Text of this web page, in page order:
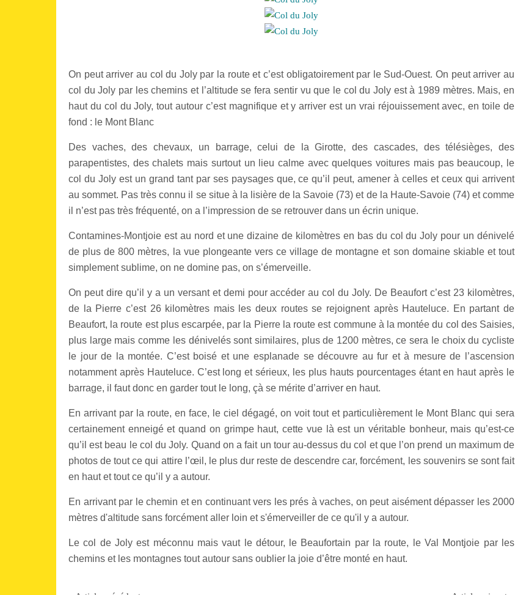
On peut arriver au col du Joly par la route et c’est obligatoirement par le Sud-Ouest.On peut arriver au
col du Joly par les chemins et l’altitude se fera sentir vu que le col du Joly est à 1989 mètres. Mais, en
haut du col du Joly, tout autour c’est magnifique et y arriver est un vrai réjouissement avec, en toile de
fond : le Mont Blanc
Des vaches, des chevaux, un barrage, celui de la Girotte, des cascades, des télésièges, des
parapentistes, des chalets mais surtout un lieu calme avec quelques voitures mais pas beaucoup, le
col du Joly est un grand tant par ses paysages que, ce qu’il peut, amener à celles et ceux qui arrivent
au sommet. Pas très connu il se situe à la lisière de la Savoie (73) et de la Haute-Savoie (74) et comme
il n’est pas très fréquenté, on a l’impression de se retrouver dans un écrin unique.
Contamines-Montjoie est au nord et une dizaine de kilomètres en bas du col du Joly pour un dénivelé
de plus de 800 mètres, la vue plongeante vers ce village de montagne et son domaine skiable et tout
simplement sublime, on ne domine pas, on s’émerveille.
On peut dire qu’il y a un versant et demi pour accéder au col du Joly. De Beaufort c’est 23 kilomètres,
de la Pierre c’est 26 kilomètres mais les deux routes se rejoignent après Hauteluce. En partant de
Beaufort, la route est plus escarpée, par la Pierre la route est commune à la montée du col des Saisies,
plus large mais comme les dénivelés sont similaires, plus de 1200 mètres, ce sera le choix du cycliste
le jour de la montée. C’est boisé et une esplanade se découvre au fur et à mesure de l’ascension
notamment après Hauteluce. C’est long et sérieux, les plus hauts pourcentages étant en haut après le
barrage, il faut donc en garder tout le long, çà se mérite d’arriver en haut.
En arrivant par la route, en face, le ciel dégagé, on voit tout et particulièrement le Mont Blanc qui sera
certainement enneigé et quand on grimpe haut, cette vue là est un véritable bonheur, mais qu’est-ce
qu’il est beau le col du Joly. Quand on a fait un tour au-dessus du col et que l’on prend un maximum de
photos de tout ce qui attire l’œil, le plus dur reste de descendre car, forcément, les souvenirs se sont fait
en haut et tout ce qu’il y a autour.
En arrivant par le chemin et en continuant vers les prés à vaches, on peut aisément dépasser les 2000
mètres d'altitude sans forcément aller loin et s'émerveiller de ce qu'il y a autour.
Le col de Joly est méconnu mais vaut le détour, le Beaufortain par la route, le Val Montjoie par les
chemins et les montagnes tout autour sans oublier la joie d’être monté en haut.